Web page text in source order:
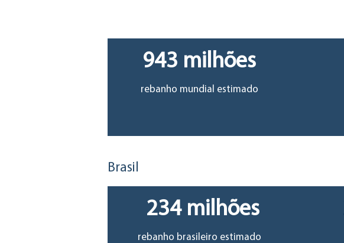
Demanda943 milhões
rebanho mundial estimado
234 milhões
rebanho brasileiro estimado
Brasil